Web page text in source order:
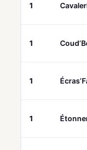
1
1
1
1